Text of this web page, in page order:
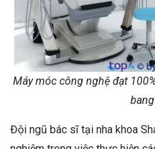
Máy móc công nghệ đạt
Đội ngũ bác sĩ tại nha khoa